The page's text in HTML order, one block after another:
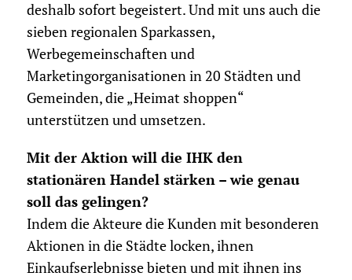
deshalb sofort begeistert. Und mit uns auch die
sieben regionalen Sparkassen,
Werbegemeinschaften und
Marketingorganisationen in 20 Städten und
Gemeinden, die „Heimat shoppen“
unterstützen und umsetzen.
Mit der Aktion will die IHK den
stationären Handel stärken – wie genau
soll das gelingen?
Indem die Akteure die Kunden mit besonderen
Aktionen in die Städte locken, ihnen
Einkaufserlebnisse bieten und mit ihnen ins